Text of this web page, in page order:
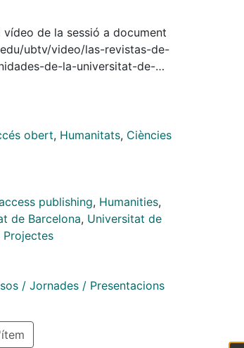
de la sessió a document
de-la-universitat-de-
obert, Humanitats, Ciències
publishing, Humanities,
de Barcelona, Universitat de
Projectes
/ Jornades / Presentacions